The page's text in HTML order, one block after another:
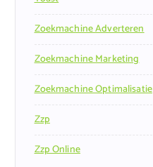
Zoekmachine Adverteren
Zoekmachine Marketing
Zoekmachine Optimalisatie
Zzp
Zzp Online